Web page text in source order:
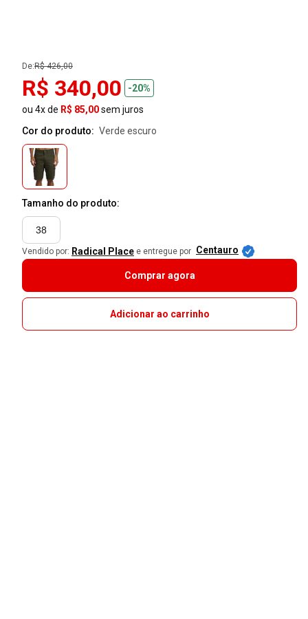
De:R$ 426,00
R$ 340,00
-20%
ou 4x de R$ 85,00sem juros
Cor do produto:
verde escuro
Tamanho do produto:
38
Vendido por: Radical Place e entregue por Centauro
Comprar agora
Adicionar ao carrinho